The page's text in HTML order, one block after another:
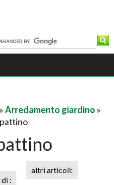
»Arredamento giardino »
:
altri articoli: